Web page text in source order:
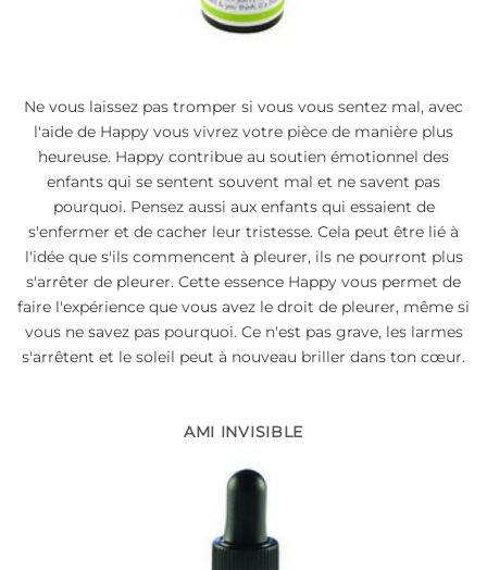
Ne vous laissez pas tromper si vous vous sentez mal, avec
l'aide de Happy vous vivrez votre pièce de manière plus
heureuse. Happy contribue au soutien émotionnel des
enfants qui se sentent souvent mal et ne savent pas
pourquoi. Pensez aussi aux enfants qui essaient de
s'enfermer et de cacher leur tristesse. Cela peut être lié à
l'idée que s'ils commencent à pleurer, ils ne pourront plus
s'arrêter de pleurer. Cette essence Happy vous permet de
faire l'expérience que vous avez le droit de pleurer, même si
vous ne savez pas pourquoi. Ce n'est pas grave, les larmes
s'arrêtent et le soleil peut à nouveau briller dans ton cœur.
AMI INVISIBLE